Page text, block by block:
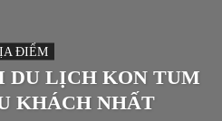
ĐIỂM
DU LỊCH KON TUM
KHÁCH NHẤT